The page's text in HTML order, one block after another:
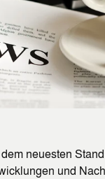
neuesten
und